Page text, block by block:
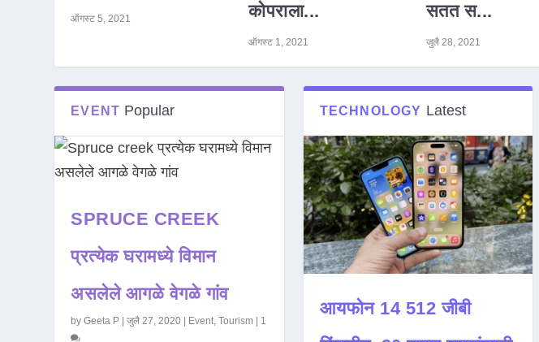
ऑगस्ट 5, 2021
कोपराला...
ऑगस्ट 1, 2021
सतत स...
जुलै 28, 2021
EVENT Popular
SPRUCE CREEK
प्रत्येक घरामध्ये विमान
असलेले आगळे वेगळे गांव
byGeeta P |जुलै 27, 2020 Event,Tourism 1
TECHNOLOGY Latest
आयफोन 14 512 जीबी